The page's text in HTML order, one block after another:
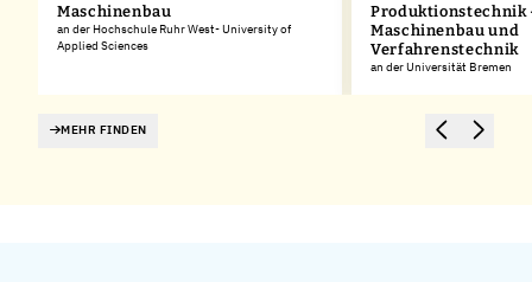
Maschinenbau
an der Hochschule Ruhr West- University of
Applied Sciences
Produktionstechnik
Maschinenbau und
Verfahrenstechnik
an der Universität Bremen
MEHR FINDEN